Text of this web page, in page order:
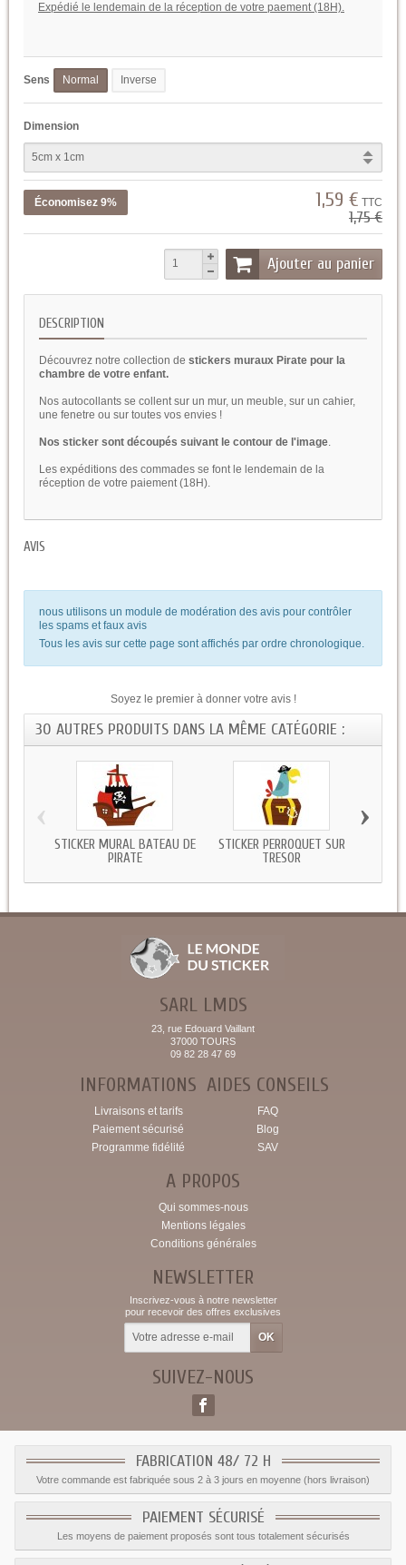
Expédié le lendemain de la réception de votre paement (18H).
Sens Normal Inverse
Dimension
Économisez 9% 1,59 € TTC
1,75 €
Ajouter au panier
DESCRIPTION
Découvrez notre collection de stickers muraux Pirate pour la
chambre de votre enfant.
Nos autocollants se collent sur un mur, un meuble, sur un cahier,
une fenetre ou sur toutes vos envies !
Nos sticker sont découpés suivant le contour de l'image.
Les expéditions des commades se font le lendemain de la
réception de votre paiement (18H).
AVIS
nous utilisons un module de modération des avis pour contrôler
les spams et faux avis
Tous les avis sur cette page sont affichés par ordre chronologique.
Soyez le premier à donner votre avis !
30 AUTRES PRODUITS DANS LA MÊME CATÉGORIE :
STICKER MURAL BATEAU DE
PIRATE
STICKER PERROQUET SUR
TRESOR
‹ ›
SARL LMDS
23, rue Edouard Vaillant
37000 TOURS
09 82 28 47 69
INFORMATIONS
Livraisons et tarifs
Paiement sécurisé
Programme fidélité
AIDES CONSEILS
FAQ
Blog
SAV
A PROPOS
Qui sommes-nous
Mentions légales
Conditions générales
NEWSLETTER
Inscrivez-vous à notre newsletter
pour recevoir des offres exclusives
SUIVEZ-NOUS
FABRICATION 48/ 72 H
Votre commande est fabriquée sous 2 à 3 jours en moyenne (hors livraison)
PAIEMENT SÉCURISÉ
Les moyens de paiement proposés sont tous totalement sécurisés